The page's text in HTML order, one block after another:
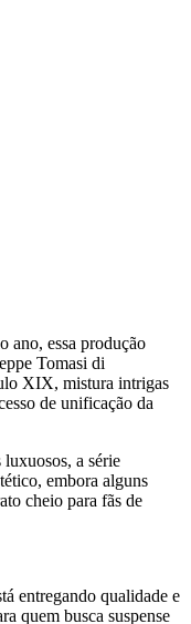
ano, essa produção
Tomasi di
XIX, mistura intrigas
de unificação da
a série
embora alguns
cheio para fãs de
entregando qualidade e
quem busca suspense